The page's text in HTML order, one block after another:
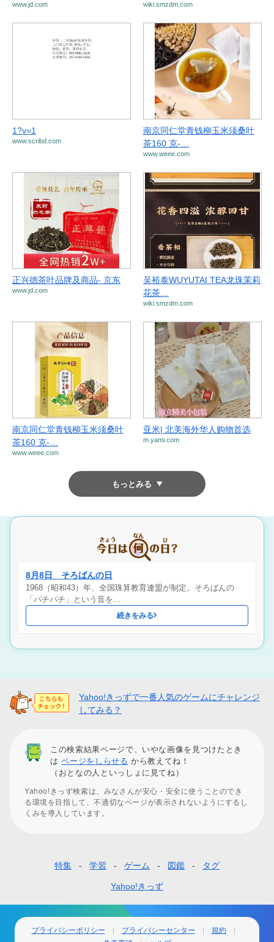
www.jd.com wiki.smzdm.com
1?v=1
www.scribd.com
南京同仁堂青钱柳玉米须桑叶
茶160 克-…
www.weee.com
正兴德茶叶品牌及商品- 京东
www.jd.com
吴裕泰WUYUTAI TEA龙珠茉莉
花茶…
wiki.smzdm.com
南京同仁堂青钱柳玉米须桑叶
茶160 克-…
www.weee.com
亚米| 北美海外华人购物首选
m.yami.com
もっとみる
8月8日 そろばんの日
1968（昭和43）年、全国珠算教育連盟が制定。そろばんの
「パチパチ」という音を…
続きをみる
Yahoo!きっずで一番人気のゲームにチャレンジ
してみる？
この検索結果ページで、いやな画像を見つけたとき
はページをしらせる から教えてね！
（おとなの人といっしょに見てね）
Yahoo!きっず検索は、みなさんが安心・安全に使うことのでき
る環境を目指して、不適切なページが表示されないようにするし
くみを導入しています。
タ
ー
特集 学習 ゲーム 図鑑 タグ
Yahoo!きっず
プライバシーポリシー プライバシーセンター
規約